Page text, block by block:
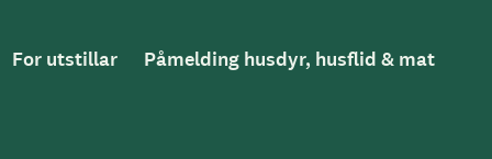
For utstillar Påmelding husdyr, husflid & mat